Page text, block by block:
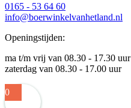
0165 - 53 64 60
info@boerwinkelvanhetland.nl
Openingstijden:
ma t/m vrij van 08.30 - 17.30 uur
zaterdag van 08.30 - 17.00 uur
0